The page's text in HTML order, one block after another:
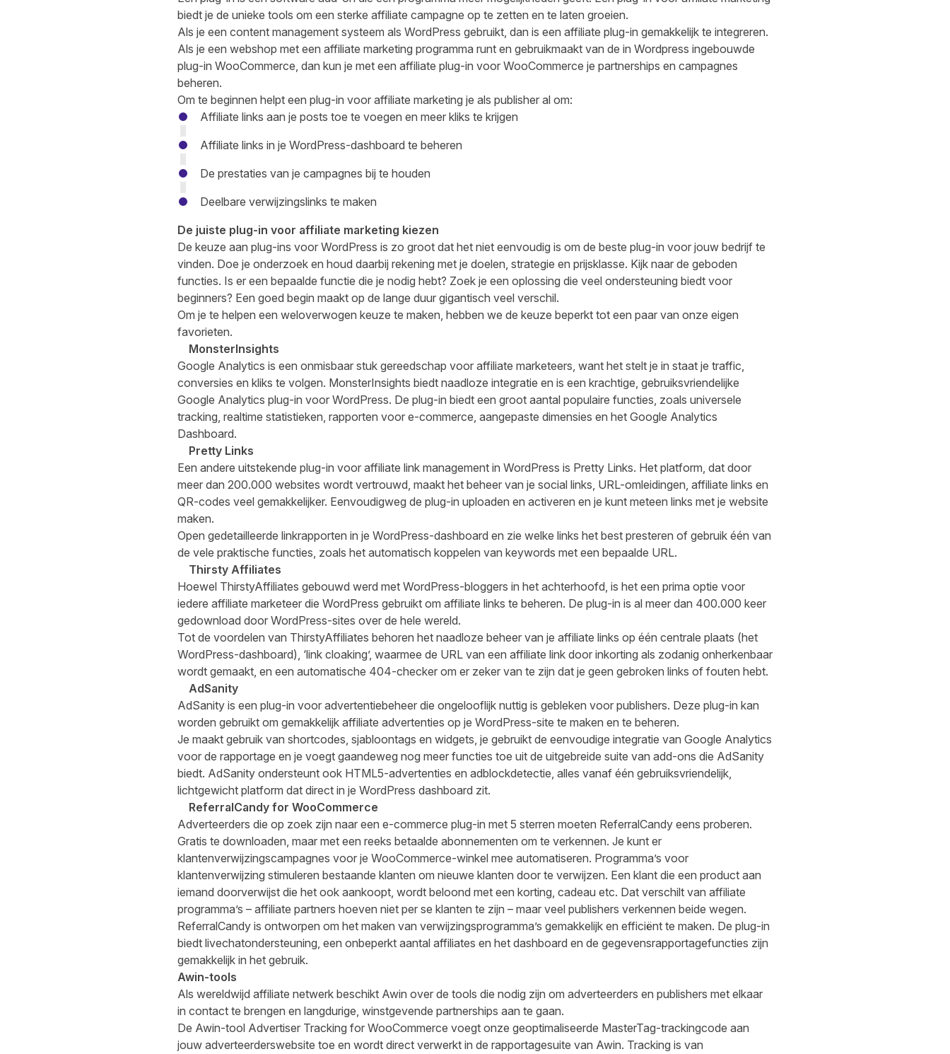
biedt je de unieke tools om een sterke affiliate campagne op te zetten en te laten groeien.
Als je een content management systeem als WordPress gebruikt, dan is een affiliate plug-in gemakkelijk te integreren.
Als je een webshop met een affiliate marketing programma runt en gebruikmaakt van de in Wordpress ingebouwde
plug-in WooCommerce, dan kun je met een affiliate plug-in voor WooCommerce je partnerships en campagnes
beheren.
Om te beginnen helpt een plug-in voor affiliate marketing je als publisher al om:
Affiliate links aan je posts toe te voegen en meer kliks te krijgen
Affiliate links in je WordPress-dashboard te beheren
De prestaties van je campagnes bij te houden
Deelbare verwijzingslinks te maken
De juiste plug-in voor affiliate marketing kiezen
De keuze aan plug-ins voor WordPress is zo groot dat het niet eenvoudig is om de beste plug-in voor jouw bedrijf te
vinden. Doe je onderzoek en houd daarbij rekening met je doelen, strategie en prijsklasse. Kijk naar de geboden
functies. Is er een bepaalde functie die je nodig hebt? Zoek je een oplossing die veel ondersteuning biedt voor
beginners? Een goed begin maakt op de lange duur gigantisch veel verschil.
Om je te helpen een weloverwogen keuze te maken, hebben we de keuze beperkt tot een paar van onze eigen
favorieten.
MonsterInsights
Google Analytics is een onmisbaar stuk gereedschap voor affiliate marketeers, want het stelt je in staat je traffic,
conversies en kliks te volgen. MonsterInsights biedt naadloze integratie en is een krachtige, gebruiksvriendelijke
Google Analytics plug-in voor WordPress. De plug-in biedt een groot aantal populaire functies, zoals universele
tracking, realtime statistieken, rapporten voor e-commerce, aangepaste dimensies en het Google Analytics
Dashboard.
Pretty Links
Een andere uitstekende plug-in voor affiliate link management in WordPress is Pretty Links. Het platform, dat door
meer dan 200.000 websites wordt vertrouwd, maakt het beheer van je social links, URL-omleidingen, affiliate links en
QR-codes veel gemakkelijker. Eenvoudigweg de plug-in uploaden en activeren en je kunt meteen links met je website
maken.
Open gedetailleerde linkrapporten in je WordPress-dashboard en zie welke links het best presteren of gebruik één van
de vele praktische functies, zoals het automatisch koppelen van keywords met een bepaalde URL.
Thirsty Affiliates
Hoewel ThirstyAffiliates gebouwd werd met WordPress-bloggers in het achterhoofd, is het een prima optie voor
iedere affiliate marketeer die WordPress gebruikt om affiliate links te beheren. De plug-in is al meer dan 400.000 keer
gedownload door WordPress-sites over de hele wereld.
Tot de voordelen van ThirstyAffiliates behoren het naadloze beheer van je affiliate links op één centrale plaats (het
WordPress-dashboard), ‘link cloaking’, waarmee de URL van een affiliate link door inkorting als zodanig onherkenbaar
wordt gemaakt, en een automatische 404-checker om er zeker van te zijn dat je geen gebroken links of fouten hebt.
AdSanity
AdSanity is een plug-in voor advertentiebeheer die ongelooflijk nuttig is gebleken voor publishers. Deze plug-in kan
worden gebruikt om gemakkelijk affiliate advertenties op je WordPress-site te maken en te beheren.
Je maakt gebruik van shortcodes, sjabloontags en widgets, je gebruikt de eenvoudige integratie van Google Analytics
voor de rapportage en je voegt gaandeweg nog meer functies toe uit de uitgebreide suite van add-ons die AdSanity
biedt. AdSanity ondersteunt ook HTML5-advertenties en adblockdetectie, alles vanaf één gebruiksvriendelijk,
lichtgewicht platform dat direct in je WordPress dashboard zit.
ReferralCandy for WooCommerce
Adverteerders die op zoek zijn naar een e-commerce plug-in met 5 sterren moeten ReferralCandyeens proberen.
Gratis te downloaden, maar met een reeks betaalde abonnementen om te verkennen. Je kunt er
klantenverwijzingscampagnes voor je WooCommerce-winkel mee automatiseren. Programma’s voor
klantenverwijzing stimuleren bestaande klanten om nieuwe klanten door te verwijzen. Een klant die een product aan
iemand doorverwijst die het ook aankoopt, wordt beloond met een korting, cadeau etc. Dat verschilt van affiliate
programma’s – affiliate partners hoeven niet per se klanten te zijn – maar veel publishers verkennen beide wegen.
ReferralCandy is ontworpen om het maken van verwijzingsprogramma’s gemakkelijk en efficiënt te maken. De plug-in
biedt livechatondersteuning, een onbeperkt aantal affiliates en het dashboard en de gegevensrapportagefuncties zijn
gemakkelijk in het gebruik.
Awin-tools
Als wereldwijd affiliate netwerk beschikt Awin over de tools die nodig zijn om adverteerders en publishers met elkaar
in contact te brengen en langdurige, winstgevende partnerships aan te gaan.
De Awin-tool Advertiser Tracking for WooCommerce voegt onze geoptimaliseerde MasterTag-trackingcode aan
jouw adverteerderswebsite toe en wordt direct verwerkt in de rapportagesuite van Awin. Tracking is van